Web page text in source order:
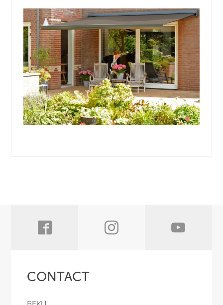
CONTACT